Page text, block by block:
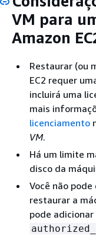
VM para
Amazon
Restaurar (ou
EC2 requer
incluirá uma
mais
licenciamento
VM.
Há um limite
disco da
Você não
restaurar a
pode adicionar